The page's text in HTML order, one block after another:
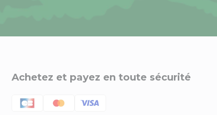
Achetez et payez en toute sécurité